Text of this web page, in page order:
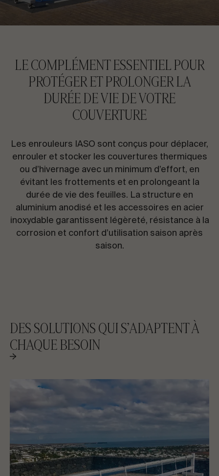
CONTACTEZ-NOUS
Conseil & Consulting
LE COMPLÉMENT ESSENTIEL POUR
PROTÉGER ET PROLONGER LA
DURÉE DE VIE DE VOTRE
COUVERTURE
Les enrouleurs IASO sont conçus pour déplacer,
enrouler et stocker les couvertures thermiques
ou d’hivernage avec un minimum d’effort, en
évitant les frottements et en prolongeant la
durée de vie des feuilles. La structure en
aluminium anodisé et les accessoires en acier
inoxydable garantissent légèreté, résistance à la
corrosion et confort d’utilisation saison après
saison.
DES SOLUTIONS QUI S’ADAPTENT À
CHAQUE BESOIN